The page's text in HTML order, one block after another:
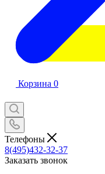
Корзина 0
Телефоны
8(495)432-32-37
Заказать звонок